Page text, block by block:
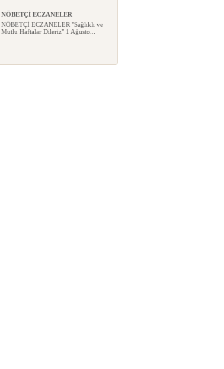
NÖBETÇİ ECZANELER
NÖBETÇİ ECZANELER "Sağlıklı ve
Mutlu Haftalar Dileriz" 1 Ağusto...
Okullarda yeni dönem: Yönetmelik